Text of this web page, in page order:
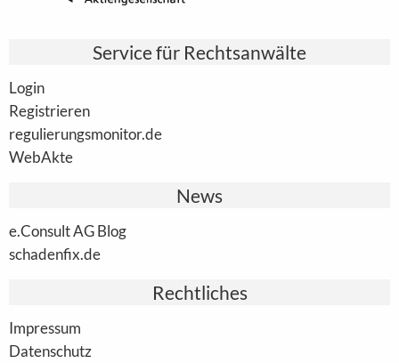
Service für Rechtsanwälte
Login
Registrieren
regulierungsmonitor.de
WebAkte
News
e.Consult AG Blog
schadenfix.de
Rechtliches
Impressum
Datenschutz